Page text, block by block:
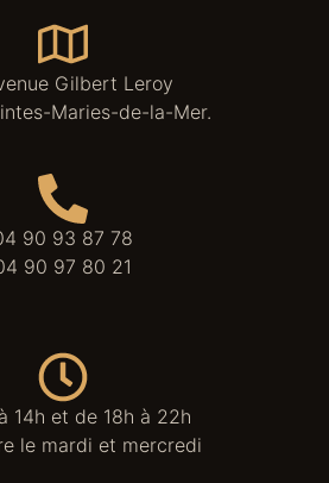
Gilbert Leroy
Maries-de-la-Mer.
90 93 87 78
90 97 80 21
14h et de 18h à 22h
le mardi et mercredi